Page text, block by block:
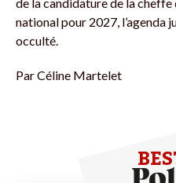
national pour 2027, l’agenda
occulté.
ParCéline Martelet